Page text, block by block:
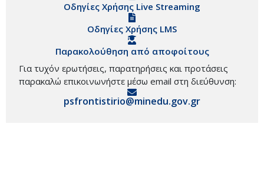
Οδηγίες Χρήσης Live Streaming
Οδηγίες Χρήσης LMS
Παρακολούθηση από αποφοίτους
Για τυχόν ερωτήσεις, παρατηρήσεις και προτάσεις
παρακαλώ επικοινωνήστε μέσω email στη διεύθυνση:
psfrontistirio@minedu.gov.gr